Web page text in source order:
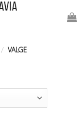
/ VALGE